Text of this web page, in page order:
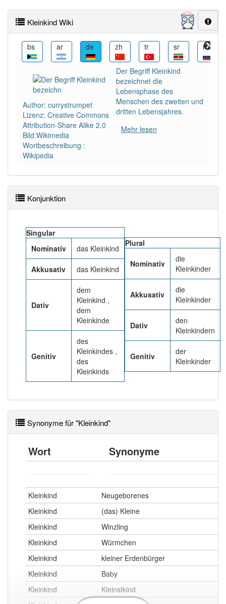
PowerIndex:31
Häufigkeit: 6 von 10
Wörter mit Endung -kleinkind: 1
Wörter mit Endung-kleinkindaber mit einem
anderen Artikel das: 0
Das Wort wird häufig verwendet im Bereich
besonders Amtssprache
98% unserer Spielapp-Nutzer haben den Artikel
korrekt erraten.
Kleinkind Wiki
bs ar de zh tr sr ru
Author: currystrumpet
Lizenz: Creative Commons
Attribution-Share Alike 2.0
Bild:Wikimedia
Wortbeschreibung :
Wikipedia
Der Begriff Kleinkind
bezeichnet die
Lebensphase des
Menschen des zweiten und
dritten Lebensjahres.
Mehr lesen
Konjunktion
Singular
Nominativ
das Kleinkind
Akkusativ das Kleinkind
Dativ
dem
Kleinkind ,
dem
Kleinkinde
Genitiv
des
Kleinkindes ,
des
Kleinkinds
Plural
Nominativ
die
Kleinkinder
Akkusativ
die
Kleinkinder
Dativ
den
Kleinkindern
Genitiv
der
Kleinkinder
Synonyme für "Kleinkind"
Wort Synonyme
Kleinkind
Neugeborenes
Kleinkind
(das) Kleine
Kleinkind
Winzling
Kleinkind
Würmchen
Kleinkind
kleiner Erdenbürger
Kleinkind
Baby
Kleinkind
Kleinstkind